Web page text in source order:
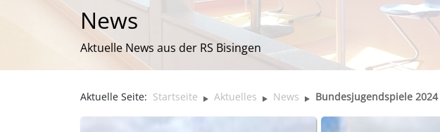
News
Aktuelle News aus der RS Bisingen
Aktuelle Seite: Startseite Aktuelles News Bundesjugendspiele 2024